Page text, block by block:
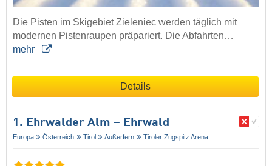
Die Pisten im Skigebiet Zieleniec werden täglich mit
modernen Pistenraupen präpariert. Die Abfahrten…
mehr
Details
1. Ehrwalder Alm – Ehrwald
Europa Österreich Tirol Außerfern Tiroler Zugspitz Arena